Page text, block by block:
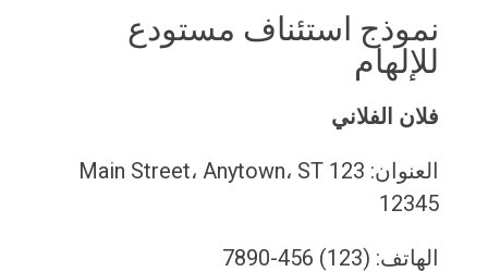
نموذج استئناف مستودع
للإلهام
فلان الفلاني
العنوان: 123 Main Street، Anytown، ST
12345
الهاتف: (123) 456-7890